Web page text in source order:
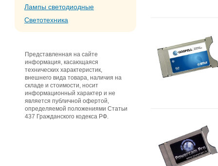
Лампы светодиодные
Светотехника
Представленная на сайте
информация, касающаяся
технических характеристик,
внешнего вида товара, наличия на
складе и стоимости, носит
информационный характер и не
является публичной офертой,
определяемой положениями Статьи
437 Гражданского кодекса РФ.